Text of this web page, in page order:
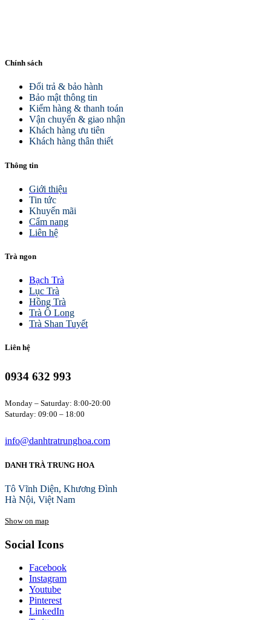
Chính sách
Đổi trả & bảo hành
Bảo mật thông tin
Kiểm hàng & thanh toán
Vận chuyển & giao nhận
Khách hàng ưu tiên
Khách hàng thân thiết
Thông tin
Giới thiệu
Tin tức
Khuyến mãi
Cẩm nang
Liên hệ
Trà ngon
Bạch Trà
Lục Trà
Hồng Trà
Trà Ô Long
Trà Shan Tuyết
Liên hệ
0934 632 993
Monday – Saturday: 8:00-20:00
Saturday: 09:00 – 18:00
info@danhtratrunghoa.com
DANH TRÀ TRUNG HOA
Tô Vĩnh Diện, Khương Đình
Hà Nội, Việt Nam
Show on map
Social Icons
Facebook
Instagram
Youtube
Pinterest
LinkedIn